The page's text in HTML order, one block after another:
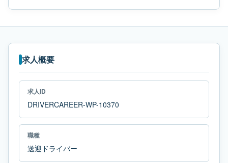
求人概要
求人ID
DRIVERCAREER-WP-10370
職種
送迎ドライバー